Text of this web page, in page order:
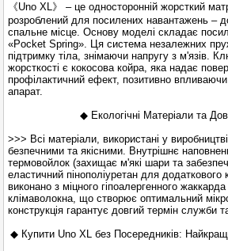
《Uno XL》 – це односторонній жорсткий
розроблений для посилених навантажень –
спальне місце. Основу моделі складає
«Pocket Spring». Ця система незалежних
підтримку тіла, знімаючи напругу з м'язів.
жорсткості є кокосова койра, яка надає
профілактичний ефект, позитивно
апарат.
◆ Екологічні Матеріали та
>>> Всі матеріали, використані у
безпечними та якісними. Внутрішнє
термовойлок (захищає м'які шари та
еластичний пінополіуретан для
виконано з міцного гіпоалергенного
клімаволокна, що створює оптимальний
конструкція гарантує довгий термін служби та
◆ Купити Uno XL без Посередників: